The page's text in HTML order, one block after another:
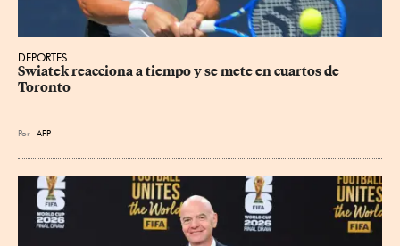
DEPORTES
Swiatek reacciona a tiempo y se mete en cuartos de
Toronto
Por AFP